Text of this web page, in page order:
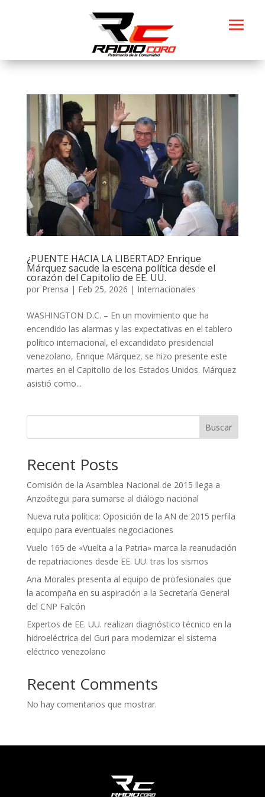
¿PUENTE HACIA LA LIBERTAD? Enrique
Márquez sacude la escena política desde el
corazón del Capitolio de EE. UU.
por Prensa | Feb 25, 2026 | Internacionales
WASHINGTON D.C. – En un movimiento que ha
encendido las alarmas y las expectativas en el tablero
político internacional, el excandidato presidencial
venezolano, Enrique Márquez, se hizo presente este
martes en el Capitolio de los Estados Unidos. Márquez
asistió como...
Buscar
Recent Posts
Comisión de la Asamblea Nacional de 2015 llega a
Anzoátegui para sumarse al diálogo nacional
Nueva ruta política: Oposición de la AN de 2015 perfila
equipo para eventuales negociaciones
Vuelo 165 de «Vuelta a la Patria» marca la reanudación
de repatriaciones desde EE. UU. tras los sismos
Ana Morales presenta al equipo de profesionales que
la acompaña en su aspiración a la Secretaría General
del CNP Falcón
Expertos de EE. UU. realizan diagnóstico técnico en la
hidroeléctrica del Guri para modernizar el sistema
eléctrico venezolano
Recent Comments
No hay comentarios que mostrar.